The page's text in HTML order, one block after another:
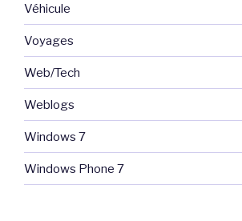
Véhicule
Voyages
Web/Tech
Weblogs
Windows 7
Windows Phone 7